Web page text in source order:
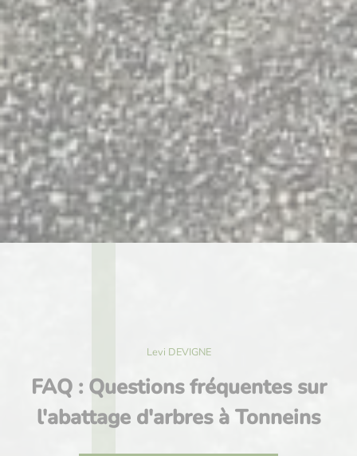
Levi DEVIGNE
FAQ : Questions fréquentes sur
l'abattage d'arbres à Tonneins